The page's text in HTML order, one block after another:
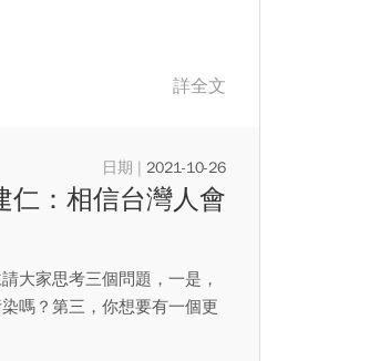
詳全文
2021-10-26
仁：相信台灣人會
大家思考三個問題，一是，
嗎？第三，你想要有一個更